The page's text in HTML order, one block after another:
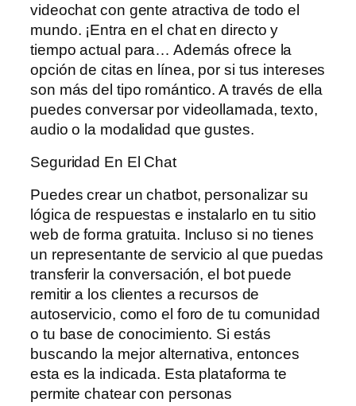
videochat con gente atractiva de todo el
mundo. ¡Entra en el chat en directo y
tiempo actual para… Además ofrece la
opción de citas en línea, por si tus intereses
son más del tipo romántico. A través de ella
puedes conversar por videollamada, texto,
audio o la modalidad que gustes.
Seguridad En El Chat
Puedes crear un chatbot, personalizar su
lógica de respuestas e instalarlo en tu sitio
web de forma gratuita. Incluso si no tienes
un representante de servicio al que puedas
transferir la conversación, el bot puede
remitir a los clientes a recursos de
autoservicio, como el foro de tu comunidad
o tu base de conocimiento. Si estás
buscando la mejor alternativa, entonces
esta es la indicada. Esta plataforma te
permite chatear con personas